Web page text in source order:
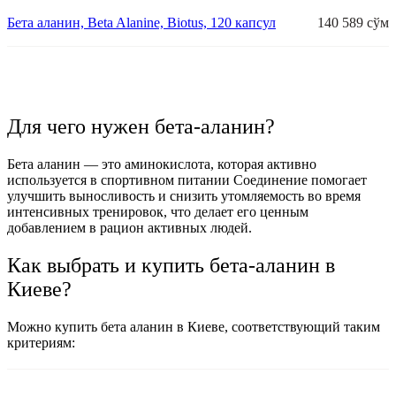
Бета аланин, Beta Alanine, Biotus, 120 капсул 140 589 сўм
Для чего нужен бета-аланин?
Бета аланин — это аминокислота, которая активно
используется в спортивном питании Соединение помогает
улучшить выносливость и снизить утомляемость во время
интенсивных тренировок, что делает его ценным
добавлением в рацион активных людей.
Как выбрать и купить бета-аланин в
Киеве?
Можно купить бета аланин в Киеве, соответствующий таким
критериям: